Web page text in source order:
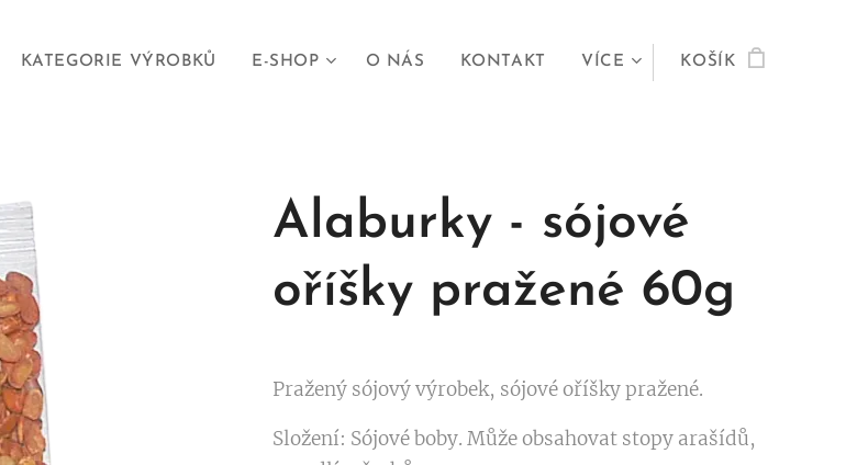
KATEGORIE VÝROBKŮ E-SHOP O NÁS KONTAKT VÍCE KOŠÍK
Alaburky - sójové
oříšky pražené 60g
Pražený sójový výrobek, sójové oříšky pražené.
Složení: Sójové boby. Může obsahovat stopy arašídů,